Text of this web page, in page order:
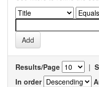
Results/Page |
In order